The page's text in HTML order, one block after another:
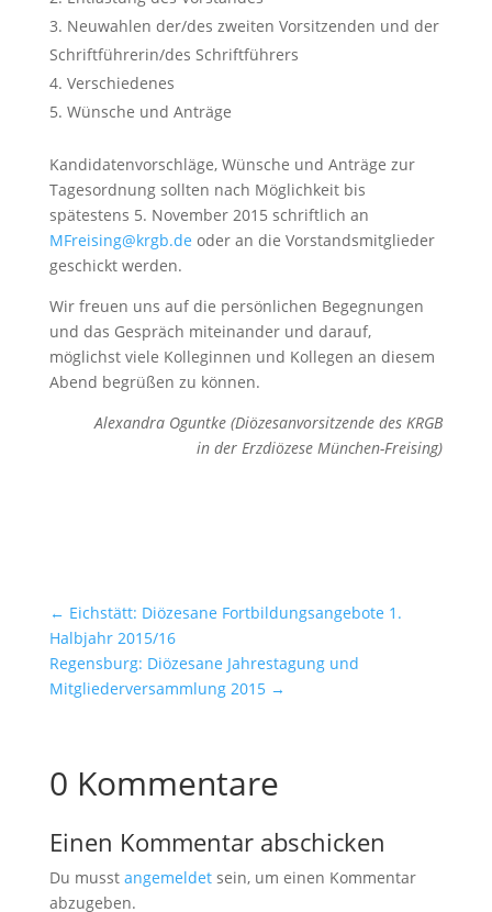
Neuwahlen der/des zweiten Vorsitzenden und der
Schriftführerin/des Schriftführers
Verschiedenes
Wünsche und Anträge
Kandidatenvorschläge, Wünsche und Anträge zur
Tagesordnung sollten nach Möglichkeit bis
spätestens 5. November 2015 schriftlich an
MFreising@krgb.de oder an die Vorstandsmitglieder
geschickt werden.
Wir freuen uns auf die persönlichen Begegnungen
und das Gespräch miteinander und darauf,
möglichst viele Kolleginnen und Kollegen an diesem
Abend begrüßen zu können.
Alexandra Oguntke (Diözesanvorsitzende des KRGB
in der Erzdiözese München-Freising)
← Eichstätt: Diözesane Fortbildungsangebote 1.
Halbjahr 2015/16
Regensburg: Diözesane Jahrestagung und
Mitgliederversammlung 2015→
0 Kommentare
Einen Kommentar abschicken
Du musst angemeldetsein, um einen Kommentar
abzugeben.